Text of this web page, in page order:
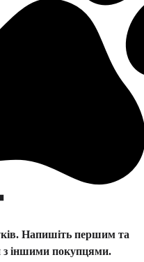
Storm Strike III модель
Напишіть першим та
з іншими покупцями.